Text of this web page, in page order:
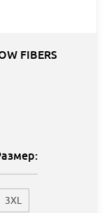
FIBERS
3XL